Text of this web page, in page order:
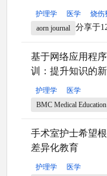
护理学 医学 烧伤
aorn journal
分享于
基于网络应用程
训：提升知识的
护理学
医学
BMC Medical Education
手术室护士希望
差异化教育
护理学
医学